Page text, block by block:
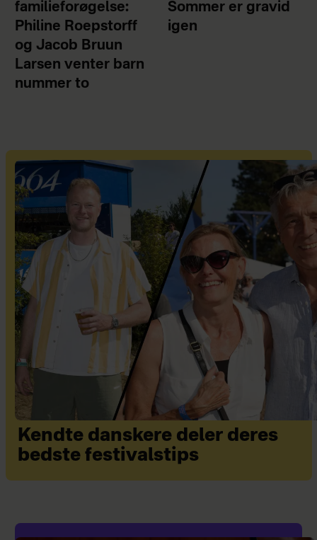
familieforøgelse:
Philine Roepstorff
og Jacob Bruun
Larsen venter barn
nummer to
Sommer er gravid
igen
Kendte danskere deler deres
bedste festivalstips